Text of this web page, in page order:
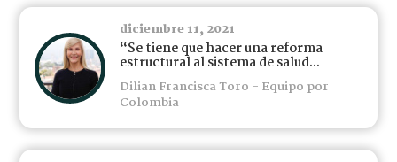
diciembre 11, 2021
“Se tiene que hacer una reforma
estructural al sistema de salud...
Dilian Francisca Toro - Equipo por
Colombia